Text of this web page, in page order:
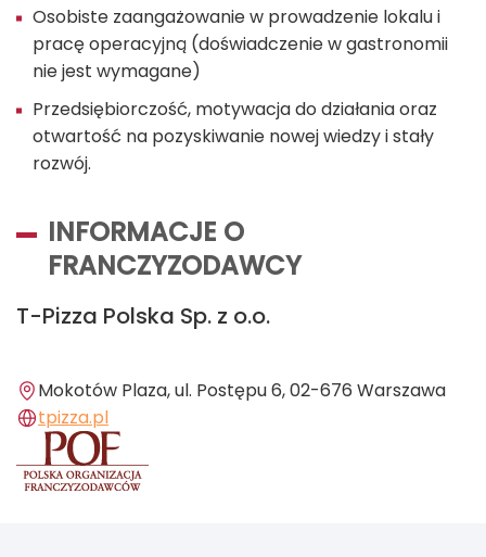
Osobiste zaangażowanie w prowadzenie lokalu i
pracę operacyjną (doświadczenie w gastronomii
nie jest wymagane)
Przedsiębiorczość, motywacja do działania oraz
otwartość na pozyskiwanie nowej wiedzy i stały
rozwój.
INFORMACJE O
FRANCZYZODAWCY
T-Pizza Polska Sp. z o.o.
Mokotów Plaza, ul. Postępu 6, 02-676 Warszawa
tpizza.pl